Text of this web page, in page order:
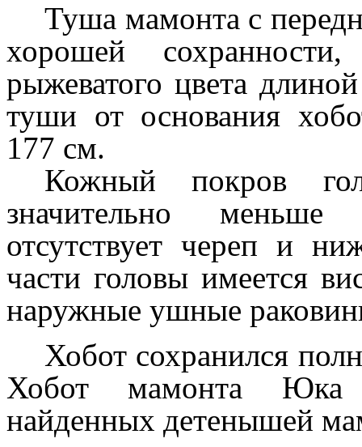
Туша мамонта с
хорошей
рыжеватого цвета
туши от основания
177 см.
Кожный покров
значительно
отсутствует череп и
части головы имеется
наружные ушные
Хобот сохранился
Хобот мамонта Юка
найденных детенышей